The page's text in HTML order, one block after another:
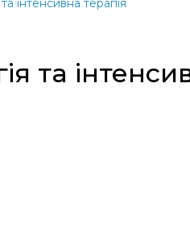
інтенсивна терапія
та